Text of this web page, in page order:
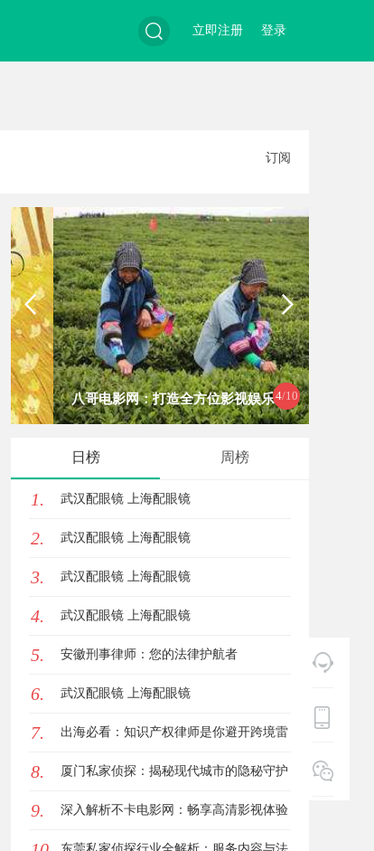
索
登录
立即注册
订阅
4/10
八哥电影网：打造全方位影视娱乐体
日榜 周榜
1. 武汉配眼镜 上海配眼镜
2. 武汉配眼镜 上海配眼镜
3. 武汉配眼镜 上海配眼镜
4. 武汉配眼镜 上海配眼镜
5. 安徽刑事律师：您的法律护航者
6. 武汉配眼镜 上海配眼镜
7. 出海必看：知识产权律师是你避开跨境雷
区的安全垫
8. 厦门私家侦探：揭秘现代城市的隐秘守护
者
9. 深入解析不卡电影网：畅享高清影视体验
的最佳选择